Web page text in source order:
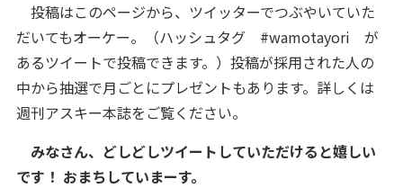
投稿はこのページから、ツイッターでつぶやいていた
だいてもオーケー。（ハッシュタグ #wamotayori が
あるツイートで投稿できます。）投稿が採用された人の
中から抽選で月ごとにプレゼントもあります。詳しくは
週刊アスキー本誌をご覧ください。
みなさん、どしどしツイートしていただけると嬉しい
です！ おまちしていまーす。